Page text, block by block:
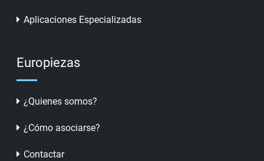
Aplicaciones Especializadas
Europiezas
¿Quienes somos?
¿Cómo asociarse?
Contactar